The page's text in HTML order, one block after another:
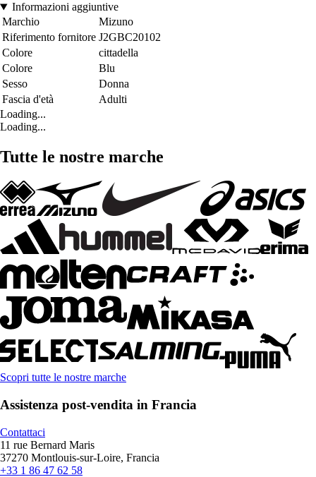
Informazioni aggiuntive
Marchio
Mizuno
Riferimento fornitore J2GBC20102
Colore
cittadella
Colore
Blu
Sesso
Donna
Fascia d'età
Adulti
Loading...
Loading...
Tutte le nostre marche
Scopri tutte le nostre marche
Assistenza post-vendita in Francia
Contattaci
11 rue Bernard Maris
37270 Montlouis-sur-Loire, Francia
+33 1 86 47 62 58